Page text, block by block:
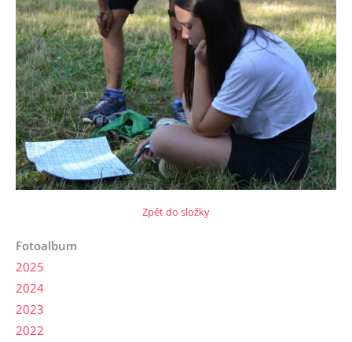
Zpět do složky
Fotoalbum
2025
2024
2023
2022